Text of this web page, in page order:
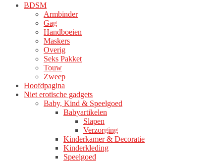
BDSM
Armbinder
Gag
Handboeien
Maskers
Overig
Seks Pakket
Touw
Zweep
Hoofdpagina
Niet erotische gadgets
Baby, Kind & Speelgoed
Babyartikelen
Slapen
Verzorging
Kinderkamer & Decoratie
Kinderkleding
Speelgoed